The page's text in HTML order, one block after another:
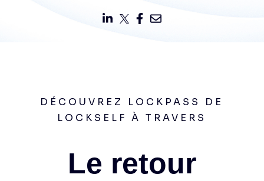
DÉCOUVREZ LOCKPASS DE
LOCKSELF À TRAVERS
Le retour